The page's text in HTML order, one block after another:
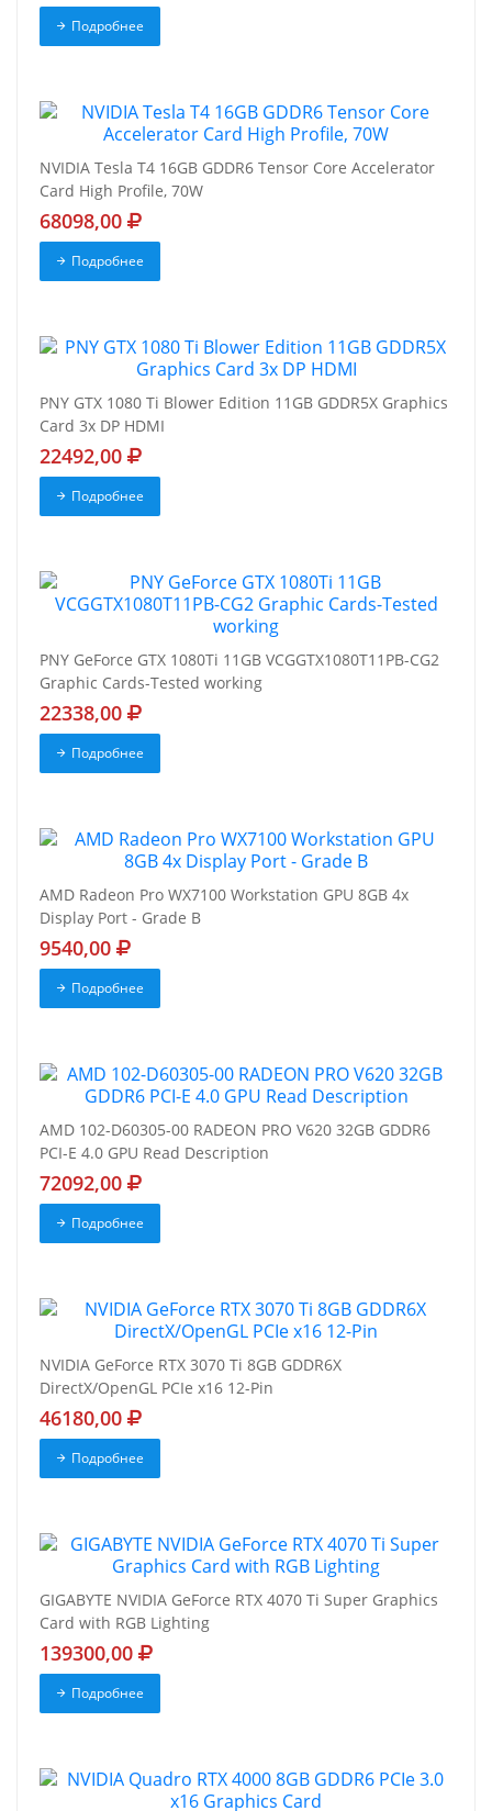
Подробнее
NVIDIA Tesla T4 16GB GDDR6 Tensor Core Accelerator
Card High Profile, 70W
68098,00
Подробнее
PNY GTX 1080 Ti Blower Edition 11GB GDDR5X Graphics
Card 3x DP HDMI
22492,00
Подробнее
PNY GeForce GTX 1080Ti 11GB VCGGTX1080T11PB-CG2
Graphic Cards-Tested working
22338,00
Подробнее
AMD Radeon Pro WX7100 Workstation GPU 8GB 4x
Display Port - Grade B
9540,00
Подробнее
AMD 102-D60305-00 RADEON PRO V620 32GB GDDR6
PCI-E 4.0 GPU Read Description
72092,00
Подробнее
NVIDIA GeForce RTX 3070 Ti 8GB GDDR6X
DirectX/OpenGL PCIe x16 12-Pin
46180,00
Подробнее
GIGABYTE NVIDIA GeForce RTX 4070 Ti Super Graphics
Card with RGB Lighting
139300,00
Подробнее